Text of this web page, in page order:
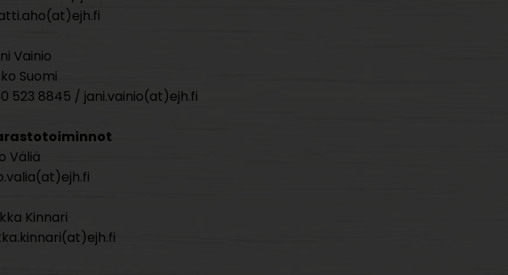
Vainio
Suomi
523 8845 / jani.vainio(at)ejh.fi
Väliä
Kinnari